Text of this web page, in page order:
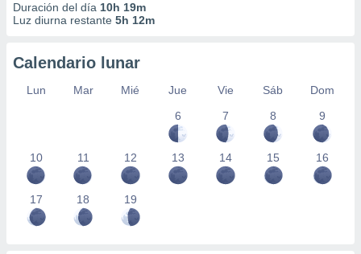
Duración del día 10h 19m
Luz diurna restante 5h 12m
Calendario lunar
Lun Mar Mié Jue Vie Sáb
Dom
6
7 8 9
10 11 12 13 14 15 16
17 18 19